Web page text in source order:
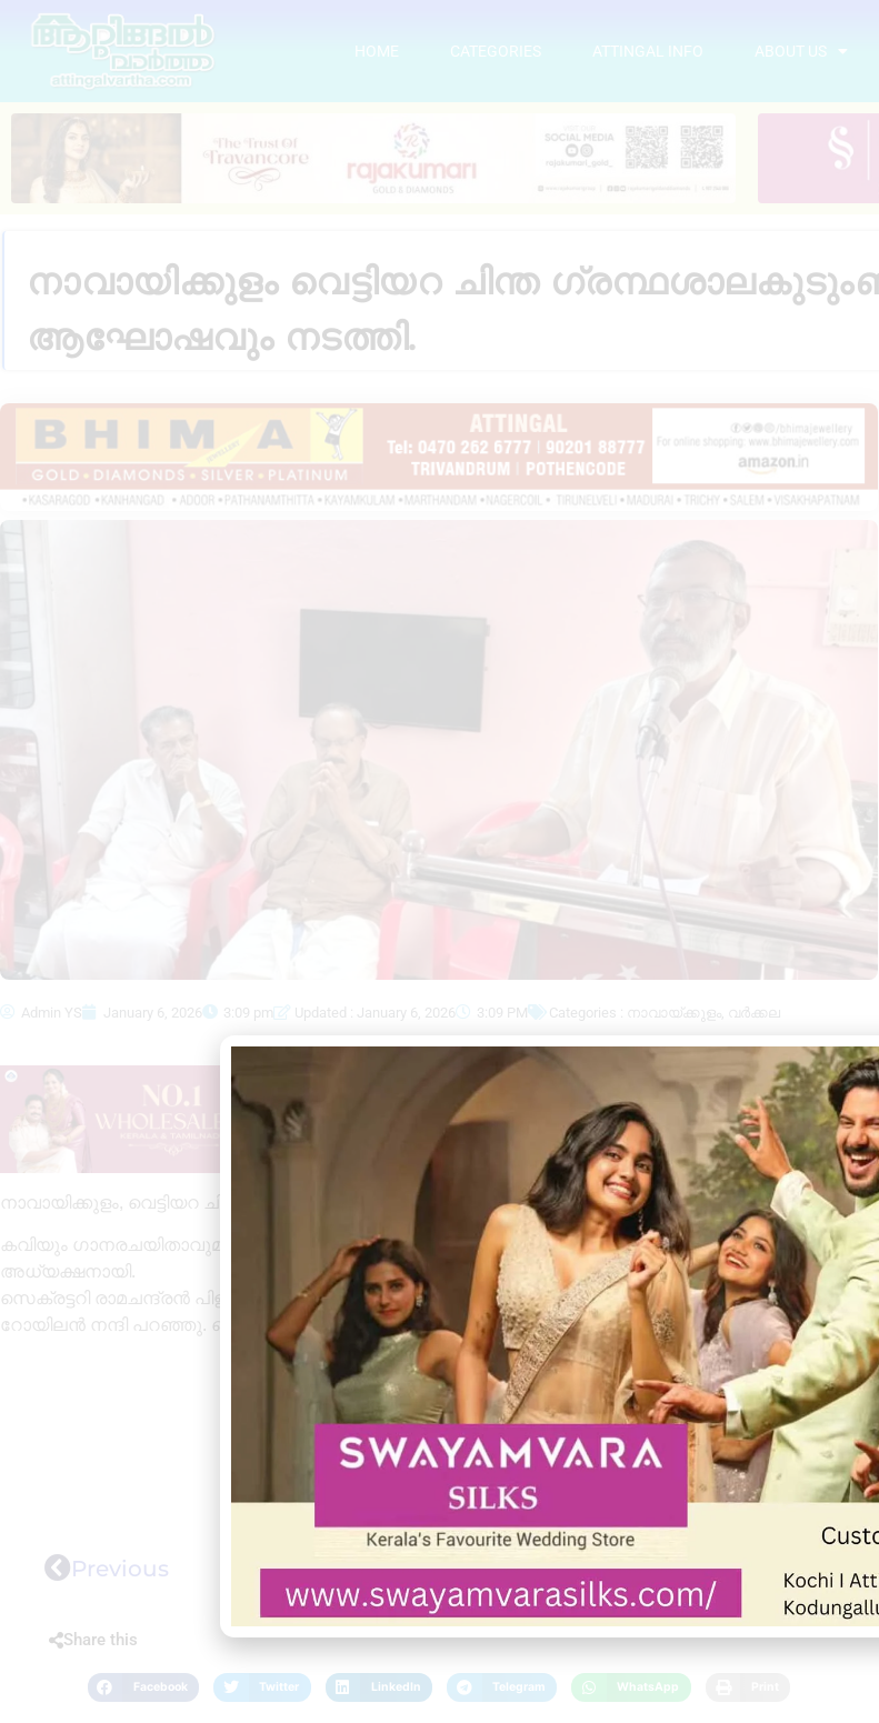
HOME CATEGORIES ATTINGAL INFO ABOUT US
നാവായിക്കുളം വെട്ടിയറ ചിന്ത
ആഘോഷവും നടത്തി.
Admin YS January 6, 2026 3:09 pm Updated : January 6, 2026 3:09 PM Categories : നാവായ്ക്കുളം വർക്കല
നാവായിക്കുളം, വെട്ടിയറ ചിന്ത ഗ്രന്ഥശാലകുടുംബസംഗമവും പുതുവർഷ ആഘോഷവും നടത്തി.
കവിയും ഗാനരചയിതാവുമായ രാധാകൃഷ്ണൻ കുന്നുംപുറം ഉദ്ഘാടനം ചെയ്തു. പ്രസിഡൻ്റ് ഷാജി.ടി.എസ്
അധ്യക്ഷനായി.
സെക്രട്ടറി രാമചന്ദ്രൻ പിള്ള സ്വാഗതം പറഞ്ഞു. വർക്കല താലൂക്ക് ലൈബ്രറി കൗൺസിൽ അംഗം
റോയിലൻ നന്ദി പറഞ്ഞു. ബൈജു ഗ്രാമിക സംസാരിച്ചു. തുടർന്ന് കലാപരിപാടികൾ അവതരിപ്പിച്ചു.
Previous Next
Share this
Facebook Twitter LinkedIn Telegram WhatsApp